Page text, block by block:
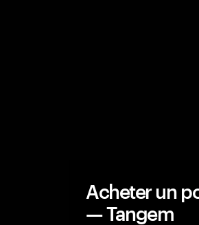
Acheter un
— Tangem